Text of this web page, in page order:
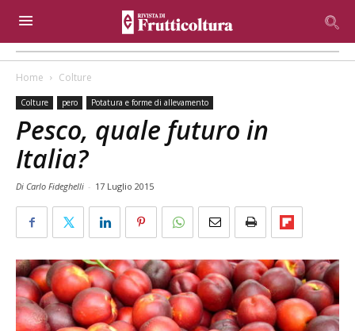
Home Colture
Colture pero Potatura e forme di allevamento
Pesco, quale futuro in
Italia?
Di Carlo Fideghelli - 17 Luglio 2015